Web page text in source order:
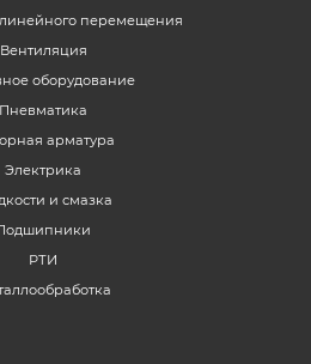
перемещения
Вентиляция
оборудование
Пневматика
арматура
Электрика
и смазка
РТИ